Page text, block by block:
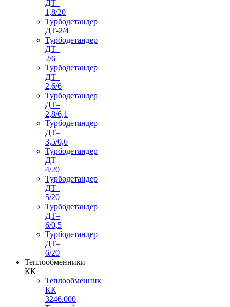
ДТ–
1,8/20
Турбодетандер
ДТ-2/4
Турбодетандер
ДТ–
2/6
Турбодетандер
ДТ–
2,6/6
Турбодетандер
ДТ–
2,8/6,1
Турбодетандер
ДТ–
3,5/0,6
Турбодетандер
ДТ–
4/20
Турбодетандер
ДТ–
5/20
Турбодетандер
ДТ–
6/0,5
Турбодетандер
ДТ–
6/20
Теплообменники
КК
Теплообменник
КК
3246.000